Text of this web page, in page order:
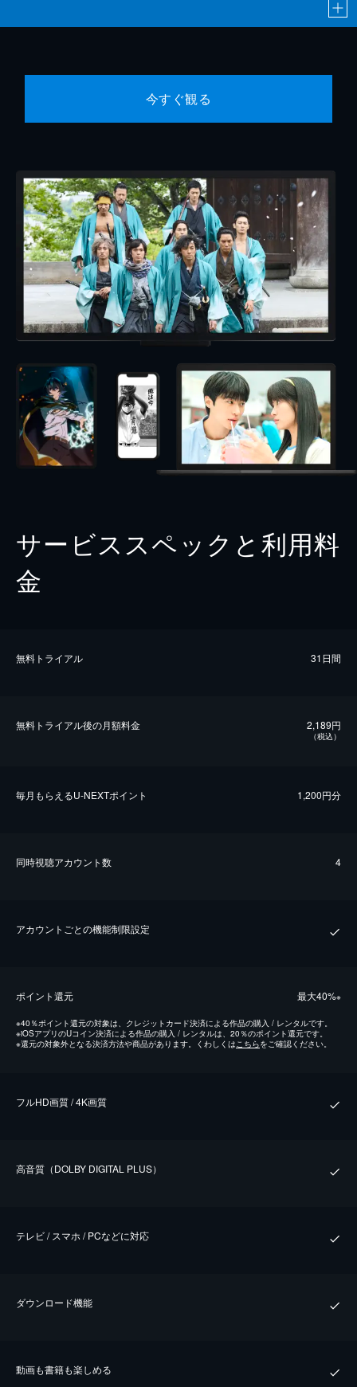
今すぐ観る
サービススペックと利用料
金
無料トライアル 31日間
無料トライアル後の⽉額料金 2,189円
（税込）
毎⽉もらえるU-NEXTポイント 1,200円分
同時視聴アカウント数 4
アカウントごとの機能制限設定
ポイント還元 最⼤40%※
※40％ポイント還元の対象は、クレジットカード決済による作品の購入 / レンタルです。
※iOSアプリのUコイン決済による作品の購入 / レンタルは、20％のポイント還元です。
※還元の対象外となる決済方法や商品があります。くわしくはこちらをご確認ください。
フルHD画質 / 4K画質
⾼⾳質（DOLBY DIGITAL PLUS）
テレビ / スマホ / PCなどに対応
ダウンロード機能
動画も書籍も楽しめる